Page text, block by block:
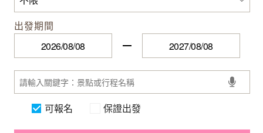
出發期間
可報名 保證出發